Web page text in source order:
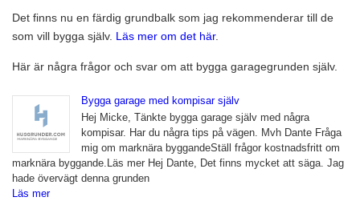
Det finns nu en färdig grundbalk som jag rekommenderar till de
som vill bygga själv. Läs mer om det här.
Här är några frågor och svar om att bygga garagegrunden själv.
Bygga garage med kompisar själv
Hej Micke, Tänkte bygga garage själv med några
kompisar. Har du några tips på vägen. Mvh Dante Fråga
mig om marknära byggandeStäll frågor kostnadsfritt om
marknära byggande.Läs mer Hej Dante, Det finns mycket att säga. Jag
hade övervägt denna grunden
Läs mer